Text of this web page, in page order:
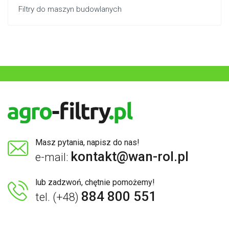
Filtry do maszyn budowlanych
Masz pytania, napisz do nas!
e-mail: kontakt@wan-rol.pl
lub zadzwoń, chętnie pomożemy!
tel. (+48) 884 800 551